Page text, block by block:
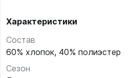
Характеристики
Состав
60% хлопок, 40% полиэстер
Сезон